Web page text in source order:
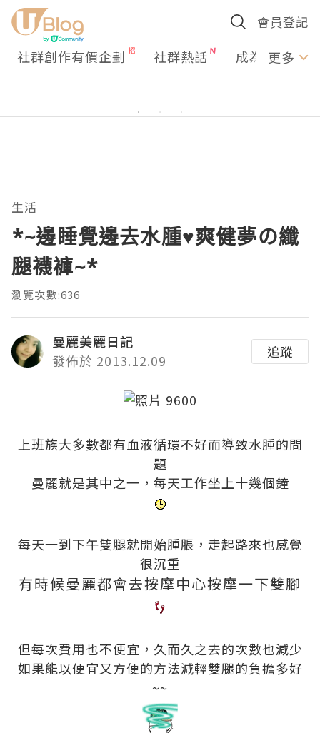
會員登記
社群創作有價企劃 社群熱話 成為U更多
生活
*~邊睡覺邊去水腫♥爽健夢の纖
腿襪褲~*
瀏覽次數:636
曼麗美麗日記
發佈於 2013.12.09
追蹤
上班族大多數都有血液循環不好而導致水腫的問
題
曼麗就是其中之一，每天工作坐上十幾個鐘
每天一到下午雙腿就開始腫脹，走起路來也感覺
很沉重
有時候曼麗都會去按摩中心按摩一下雙腳
但每次費用也不便宜，久而久之去的次數也減少
如果能以便宜又方便的方法減輕雙腿的負擔多好
~~